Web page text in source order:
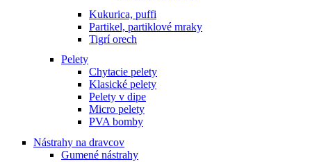
Kukurica, puffi
Partikel, partiklové mraky
Tigrí orech
Pelety
Chytacie pelety
Klasické pelety
Pelety v dipe
Micro pelety
PVA bomby
Nástrahy na dravcov
Gumené nástrahy